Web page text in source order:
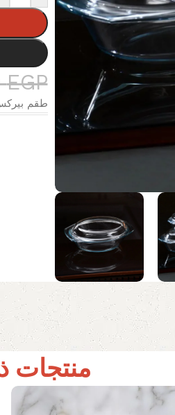
EGP
طقم بيركس 5ق
منتجات